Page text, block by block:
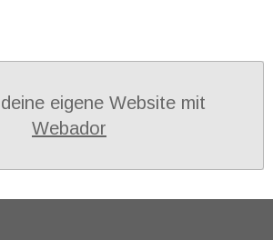
eigene Website mit
Webador